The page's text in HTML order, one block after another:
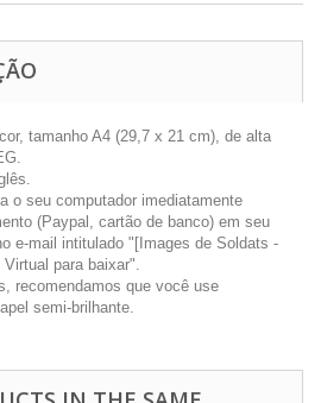
tamanho A4 (29,7 x 21 cm), de alta
o seu computador imediatamente
(Paypal, cartão de banco) em seu
e-mail intitulado "[Images de Soldats -
para baixar".
recomendamos que você use
semi-brilhante.